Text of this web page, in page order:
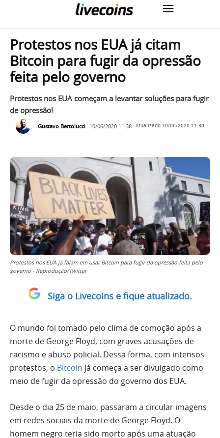
Protestos nos EUA já citam
Bitcoin para fugir da opressão
feita pelo governo
Protestos nos EUA começam a levantar soluções para fugir
de opressão!
Gustavo Bertolucci 10/06/2020 11:38 Atualizado 10/06/2020 11:39
Protestos nos EUA já falam em usar Bitcoin para fugir da opressão feita pelo
governo - Reprodução/Twitter
Siga o Livecoins e fique atualizado.
O mundo foi tomado pelo clima de comoção após a
morte de George Floyd, com graves acusações de
racismo e abuso policial. Dessa forma, com intensos
protestos, o Bitcoin já começa a ser divulgado como
meio de fugir da opressão do governo dos EUA.
Desde o dia 25 de maio, passaram a circular imagens
em redes sociais da morte de George Floyd. O
homem negro teria sido morto após uma atuação